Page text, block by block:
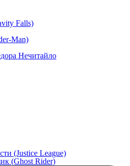
Falls)
Man)
Нечитайло
(Justice League)
(Ghost Rider)